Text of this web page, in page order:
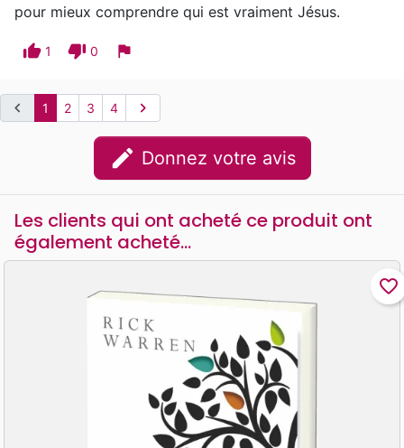
pour mieux comprendre qui est vraiment Jésus.
thumb_up 1 thumb_down 0 flag
chevron_left 1 2 3 4 chevron_right
edit Donnez votre avis
Les clients qui ont acheté ce produit ont
également acheté...
favorite_border